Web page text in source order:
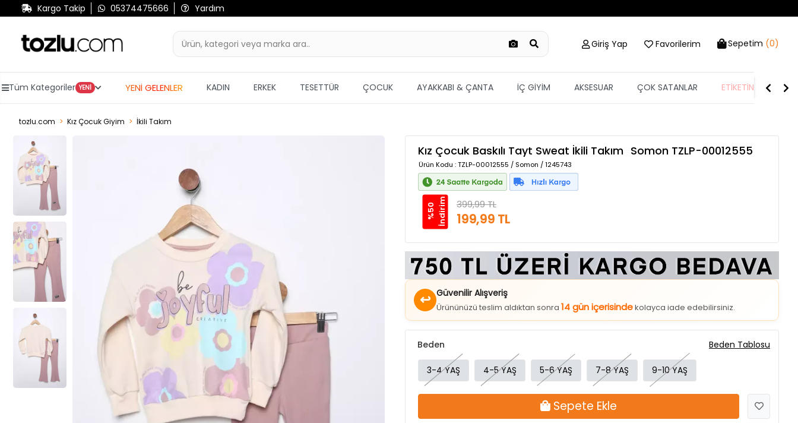
Kargo Takip 05374475666 Yardım
Giriş Yap Favorilerim Sepetim (0)
Tüm Kategoriler YENİ YENİ GELENLER KADIN ERKEK TESETTÜR ÇOCUK AYAKKABI & ÇANTA İÇ GİYİM AKSESUAR ÇOK SATANLAR ETİKETİN YARISI
tozlu.com Kız Çocuk Giyim İkili Takım
Kız Çocuk Baskılı Tayt Sweat İkili Takım Somon TZLP-00012555
Ürün Kodu : TZLP-00012555 / Somon / 1245743
%
5
0
İ
n
d
i
r
i m 399,99 TL
199,99 TL
↩ Güvenilir Alışveriş
Ürününüzü teslim aldıktan sonra 14 gün içerisindekolayca iade edebilirsiniz.
Beden
3-4 YAŞ 4-5 YAŞ 5-6 YAŞ 7-8 YAŞ 9-10 YAŞ
Beden Tablosu
Sepete Ekle